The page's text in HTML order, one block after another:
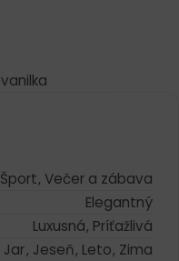
vanilka
Šport, Večer a zábava
Elegantný
Luxusná, Príťažlivá
Jar, Jeseň, Leto, Zima